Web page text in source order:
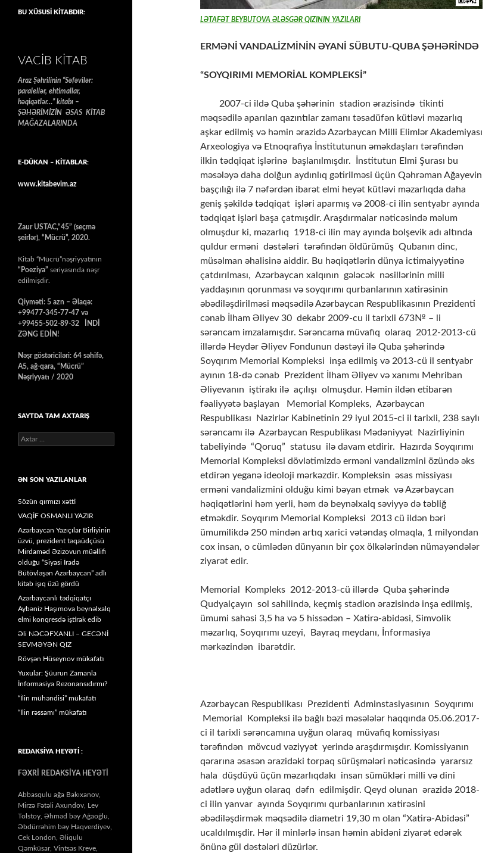
LƏTAFƏT BEYBUTOVA ƏLƏSGƏR QIZININ YAZILARI
ERMƏNİ VANDALİZMİNİN ƏYANİ SÜBUTU-QUBA ŞƏHƏRİNDƏ
“SOYQIRIMI MEMORİAL KOMPLEKSİ”
2007-ci ildə Quba şəhərinin stadion ərazisində tikinti
məqsədilə aparılan qazıntılar zamanı təsadüfən kütləvi məzarlıq
aşkar edilmiş və həmin ərazidə Azərbaycan Milli Elimlər Akademiyası
Arxeologiya və Etnoqrafiya İnstitutunun əməkdaşları tərəfindən
ilkin tədqiqat işlərinə başlanılmışdır. İnstitutun Elmi Şurası bu
məsələyə daha dolğun aydınlıq gətirilməsi üçün Qəhrəman Ağayevin
başçılığı ilə 7 nəfərdən ibarət elmi heyət kütləvi məzarlıqda daha
geniş şəkildə tədqiqat işləri aparmış və 2008-ci ilin sentyabr ayında
tədqiqat işləri başa çatmışdir. Araşdırmalar nəticəsində məlum
olmuşdur ki, məzarlıq 1918-ci ilin may ayında bolşevik adı altında
quldur erməni dəstələri tərəfindən öldürümüş Qubanın dinc,
müsəlman əhalisinə aiddir. Bu həqiqətlərin dünya ictimaiyyətinə
çatdırılması, Azərbaycan xalqının gələcək nəsillərinin milli
yaddaşının qorunması və soyqırımı qurbanlarının xatirəsinin
əbədiləşdirilməsi məqsədilə Azərbaycan Respublikasının Prezidenti
cənab İlham Əliyev 30 dekabr 2009-cu il tarixli 673№ – li
sərəncam imzalamışdır. Sərəncama müvafiq olaraq 2012-2013-cü
illərdə Heydər Əliyev Fondunun dəstəyi ilə Quba şəhərində
Soyqırım Memorial Kompleksi inşa edilmiş və 2013-cü il sentyabr
ayının 18-də cənab Prezident İlham Əliyev və xanımı Mehriban
Əliyevanın iştirakı ilə açılışı olmuşdur. Həmin ildən etibarən
fəaliyyətə başlayan Memorial Kompleks, Azərbaycan
Respublikası Nazirlər Kabinetinin 29 iyul 2015-ci il tarixli, 238 saylı
sərəncamı ilə Azərbaycan Respublikası Mədəniyyət Nazirliyinin
tabeliyində “Qoruq” statusu ilə davam etdirir. Hazırda Soyqırımı
Memorial Kompleksi dövlətimizdə erməni vandalizmini özündə əks
etdirən yeganə ideoloji mərkəzdir. Kompleksin əsas missiyası
erməni vandalizmini olduğu kimi bəyan etmək və Azərbaycan
həqiqətlərini həm yerli, həm də beynəlxalq səviyyə də təbliğ
etməkdir. Soyqırım Memorial Kompleksi 2013 cü ildən bəri
ümumilikdə 250 mindən artıq xarici vətəndaş olmaqla, 1 milyondan
cox insan, o cümlədən dünyanın bir çox ölkələrindən nümayəndələr
ziyarət edir.
Memorial Kompleks 2012-2013-cü illərdə Quba şəhərində
Qudyalçayın sol sahilində, keçmiş stadion ərazisində inşa edilmiş,
ümumi sahəsi 3,5 ha və 5 hissədən – Xatirə-abidəsi, Simvolik
məzarlıq, Soyqırımı uzeyi, Bayraq meydanı, İnformasiya
mərkəzindən ibarətdir.
Azərbaycan Respublikası Prezidenti Adminstasiyasının Soyqırımı
Memorial Kompleksi ilə bağlı bəzi məsələlər haqqında 05.06.2017-
ci il tarixli sərəncamına uyğun olaraq müvafiq komissiyası
tərəfindən mövcud vəziyyət yerində araşdırmışdır. Komissiyanın
qərarına əsasən ərazidəki torpaq sürüşmələri nəticəsində yararsız
hala düşdüyü üçün məzarlıqdakı insan sümükləri milli və dini
adətlərə uyğun olaraq dəfn edilmişdir. Qeyd olunan ərazidə 2018-
ci ilin yanvar ayında Soyqırımı qurbanlarının xatirəsini
əbədiləşdirmək məqsədilə diametri 19,30 m olan “Xatirə-Abidəsi”
ucaldılmışdir. Hər il minlərlə insan həmin abidəni ziyarət edərək
önünə gül dəstələri düzürlər.
BU XÜSUSİ KİTABDIR:
VACIB KITAB
Araz Şəhrilinin “Səfəvilər:
paralellər, ehtimallar,
həqiqətlər…” kitabı –
ŞƏHƏRİMİZİN ƏSAS KİTAB
MAĞAZALARINDA
E-DÜKAN – KİTABLAR:
www.kitabevim.az
Zaur USTAC,“45” (seçmə
şeirlər), “Mücrü”, 2020.
Kitab “Mücrü”nəşriyyatının
“Poeziya” seriyasında nəşr
edilmişdir.
Qiyməti: 5 azn – Əlaqə:
+99477-345-77-47 və
+99455-502-89-32 İNDİ
ZƏNG EDİN!
Nəşr göstəriciləri: 64 səhifə,
A5, ağ-qara, “Mücrü”
Nəşriyyatı / 2020
SAYTDA TAM AXTARIŞ
Axtarış:
ƏN SON YAZILANLAR
Sözün qırmızı xətti
VAQİF OSMANLI YAZIR
Azərbaycan Yazıçılar Birliyinin
üzvü, prezident təqaüdçüsü
Mirdaməd Əzizovun müəllifi
olduğu “Siyasi İradə
Bütövləşən Azərbaycan” adlı
kitab işıq üzü gördü
Azərbaycanlı tədqiqatçı
Aybəniz Haşımova beynəlxalq
elmi konqresdə iştirak edib
Əli NƏCƏFXANLI – GECƏNİ
SEVMƏYƏN QIZ
Rövşən Hüseynov mükafatı
Yuxular: Şüurun Zamanla
İnformasiya Rezonansıdırmı?
“İlin mühəndisi” mükafatı
“İlin rəssamı” mükafatı
REDAKSİYA HEYƏTİ :
FƏXRİ REDAKSİYA HEYƏTİ
Abbasqulu ağa Bakıxanov,
Mirzə Fətəli Axundov, Lev
Tolstoy, Əhməd bəy Ağaoğlu,
Əbdürrəhim bəy Haqverdiyev,
Cek London, Əliqulu
Qəmküsar, Vintsas Kreve,